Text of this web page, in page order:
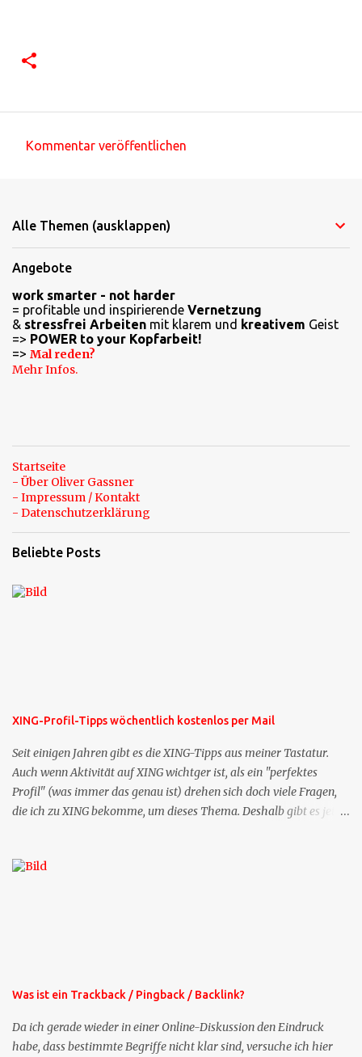
m
n
t
a
r
e
Kommentar veröffentlichen
Alle Themen (ausklappen)
Angebote
work smarter - not harder
= profitable und inspirierende Vernetzung
& stressfrei Arbeiten mit klarem und kreativem Geist
=> POWER to your Kopfarbeit!
=> Mal reden?
Mehr Infos.
Startseite
- Über Oliver Gassner
- Impressum / Kontakt
- Datenschutzerklärung
Beliebte Posts
XING-Profil-Tipps wöchentlich kostenlos per Mail
Seit einigen Jahren gibt es die XING-Tipps aus meiner Tastatur.
Auch wenn Aktivität auf XING wichtger ist, als ein "perfektes
Profil" (was immer das genau ist) drehen sich doch viele Fragen,
die ich zu XING bekomme, um dieses Thema. Deshalb gibt es jetzt
bekommen Sie kostenlos eine weitere Folge. Die Startsequenz ist 16
Was ist ein Trackback / Pingback / Backlink?
Da ich gerade wieder in einer Online-Diskussion den Eindruck
habe, dass bestimmte Begriffe nicht klar sind, versuche ich hier